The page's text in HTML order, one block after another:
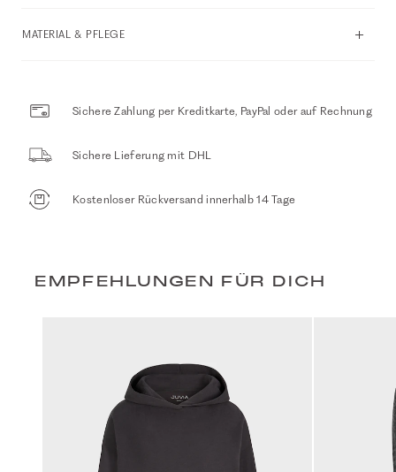
MATERIAL & PFLEGE
Sichere Zahlung per Kreditkarte, PayPal oder auf Rechnung
Sichere Lieferung mit DHL
Kostenloser Rückversand innerhalb 14 Tage
EMPFEHLUNGEN FÜR DICH